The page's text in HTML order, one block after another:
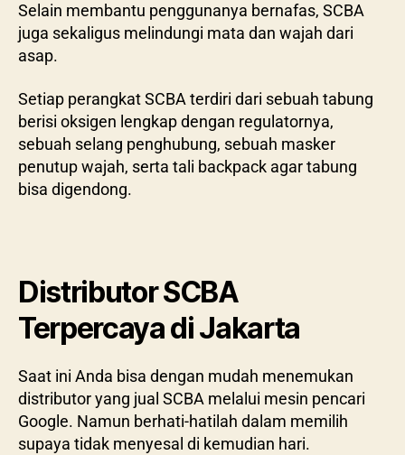
Selain membantu penggunanya bernafas, SCBA
juga sekaligus melindungi mata dan wajah dari
asap.
Setiap perangkat SCBA terdiri dari sebuah tabung
berisi oksigen lengkap dengan regulatornya,
sebuah selang penghubung, sebuah masker
penutup wajah, serta tali backpack agar tabung
bisa digendong.
Distributor SCBA
Terpercaya di Jakarta
Saat ini Anda bisa dengan mudah menemukan
distributor yang jual SCBA melalui mesin pencari
Google. Namun berhati-hatilah dalam memilih
supaya tidak menyesal di kemudian hari.